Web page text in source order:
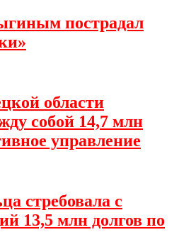
пострадал
области
собой 14,7 млн
управление
стребовала с
13,5 млн долгов по